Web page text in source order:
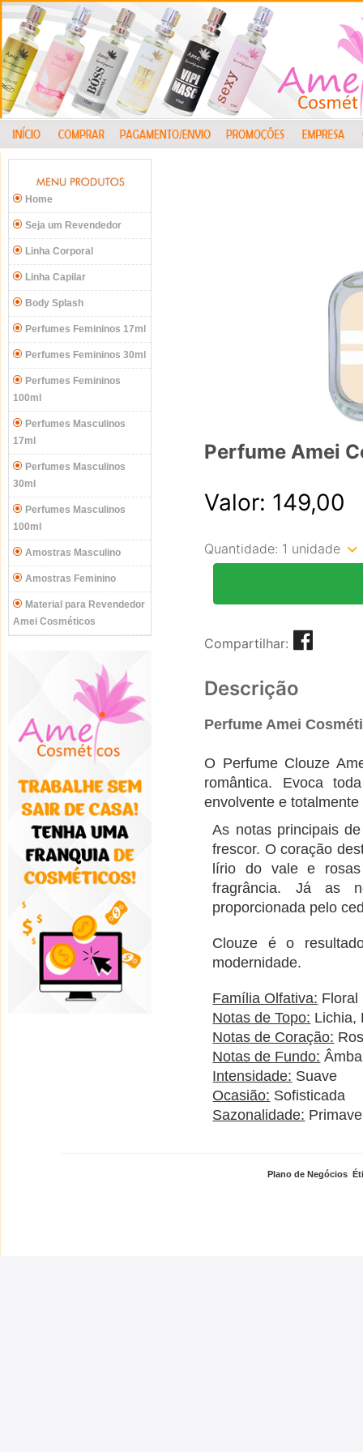
Home
Seja um Revendedor
Linha Corporal
Linha Capilar
Body Splash
Perfumes Femininos 17ml
Perfumes Femininos 30ml
Perfumes Femininos
100ml
Perfumes Masculinos
17ml
Perfumes Masculinos
30ml
Perfumes Masculinos
100ml
Amostras Masculino
Amostras Feminino
Material para Revendedor
Amei Cosméticos
Perfume Amei
Valor: 149,00
Quantidade: 1 unidade
Compartilhar:
Descrição
Perfume Amei
O Perfume Clouze
romântica. Evoca
envolvente e
As notas principais
frescor. O coração
lírio do vale e rosas
fragrância. Já as
proporcionada pelo
Clouze é o
modernidade.
Família Olfativa: Floral
Notas de Topo: Lichia,
Notas de Coração:
Notas de Fundo:
Intensidade: Suave
Ocasião: Sofisticada
Sazonalidade:
Plano de Negócios ,